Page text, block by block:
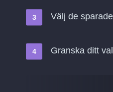
Välj de
Granska ditt